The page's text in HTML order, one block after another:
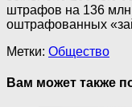
штрафов на 136
оштрафованных
Метки: Общество
Вам может также